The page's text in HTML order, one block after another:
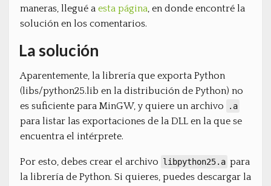
maneras, llegué a esta página, en donde encontré la
solución en los comentarios.
La solución
Aparentemente, la librería que exporta Python
(libs/python25.lib en la distribución de Python) no
es suficiente para MinGW, y quiere un archivo
.a
para listar las exportaciones de la DLL en la que se
encuentra el intérprete.
Por esto, debes crear el archivo libpython25.a para
la librería de Python. Si quieres, puedes descargar la